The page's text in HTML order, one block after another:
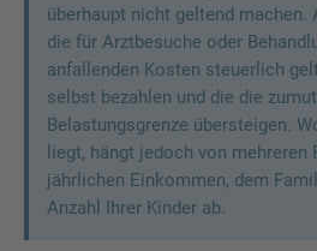
überhaupt nicht geltend machen.
die für Arztbesuche oder
anfallenden Kosten steuerlich
selbst bezahlen und die die
Belastungsgrenze übersteigen.
liegt, hängt jedoch von mehreren
jährlichen Einkommen, dem
Anzahl Ihrer Kinder ab.